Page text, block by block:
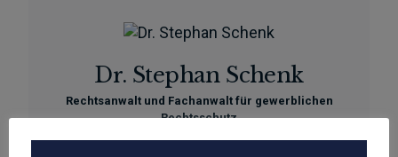
Dr. Stephan Schenk
Rechtsanwalt und Fachanwalt für gewerblichen
Rechtsschutz